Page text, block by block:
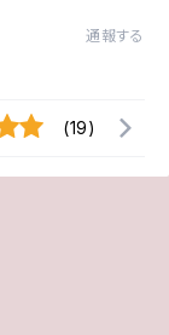
通報する
(19)